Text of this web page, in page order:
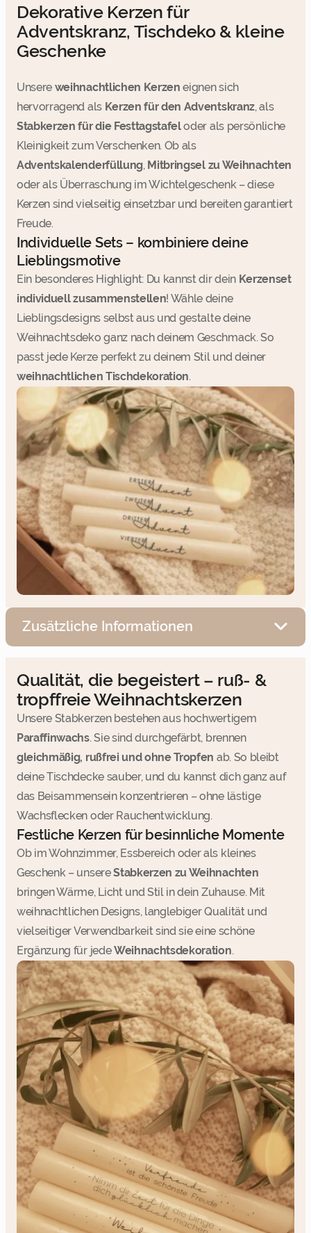
Dekorative Kerzen für
Adventskranz, Tischdeko & kleine
Geschenke
Unsere weihnachtlichen Kerzen eignen sich
hervorragend als Kerzen für den Adventskranz, als
Stabkerzen für die Festtagstafeloder als persönliche
Kleinigkeit zum Verschenken. Ob als
Adventskalenderfüllung, Mitbringsel zu Weihnachten
oder als Überraschung im Wichtelgeschenk – diese
Kerzen sind vielseitig einsetzbar und bereiten garantiert
Freude.
Individuelle Sets – kombiniere deine
Lieblingsmotive
Ein besonderes Highlight: Du kannst dir dein Kerzenset
individuell zusammenstellen! Wähle deine
Lieblingsdesigns selbst aus und gestalte deine
Weihnachtsdeko ganz nach deinem Geschmack. So
passt jede Kerze perfekt zu deinem Stil und deiner
weihnachtlichen Tischdekoration.
Zusätzliche Informationen
Qualität, die begeistert – ruß- &
tropffreie Weihnachtskerzen
Unsere Stabkerzen bestehen aus hochwertigem
Paraffinwachs. Sie sind durchgefärbt, brennen
gleichmäßig, rußfrei und ohne Tropfen ab. So bleibt
deine Tischdecke sauber, und du kannst dich ganz auf
das Beisammensein konzentrieren – ohne lästige
Wachsflecken oder Rauchentwicklung.
Festliche Kerzen für besinnliche Momente
Ob im Wohnzimmer, Essbereich oder als kleines
Geschenk – unsereStabkerzen zu Weihnachten
bringen Wärme, Licht und Stil in dein Zuhause. Mit
weihnachtlichen Designs, langlebiger Qualität und
vielseitiger Verwendbarkeit sind sie eine schöne
Ergänzung für jedeWeihnachtsdekoration.